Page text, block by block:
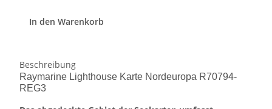
In den Warenkorb
Beschreibung
Raymarine Lighthouse Karte Nordeuropa R70794-
REG3